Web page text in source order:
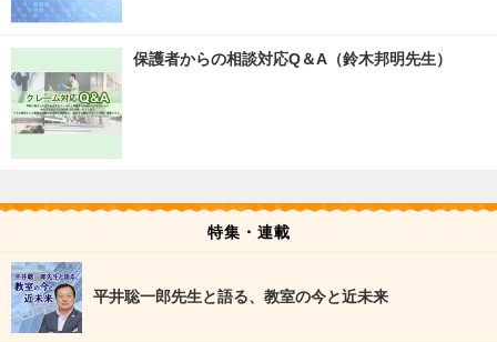
保護者からの相談対応Q＆A（鈴木邦明先生）
特集・連載
平井聡一郎先生と語る、教室の今と近未来